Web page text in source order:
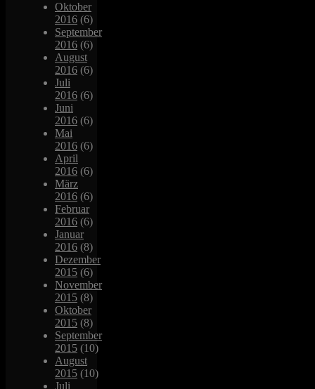
Oktober
2016 (6)
September
2016 (6)
August
2016 (6)
Juli
2016 (6)
Juni
2016 (6)
Mai
2016 (6)
April
2016 (6)
März
2016 (6)
Februar
2016 (6)
Januar
2016 (8)
Dezember
2015 (6)
November
2015 (8)
Oktober
2015 (8)
September
2015 (10)
August
2015 (10)
Juli